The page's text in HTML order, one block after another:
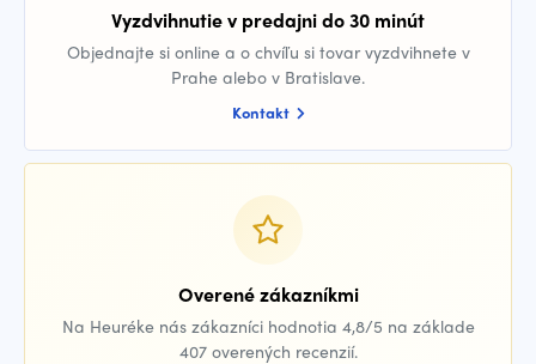
Vyzdvihnutie v predajni do 30 minút
Objednajte si online a o chvíľu si tovar vyzdvihnete v
Prahe alebo v Bratislave.
Kontakt
Overené zákazníkmi
Na Heuréke nás zákazníci hodnotia 4,8/5 na základe
407 overených recenzií.